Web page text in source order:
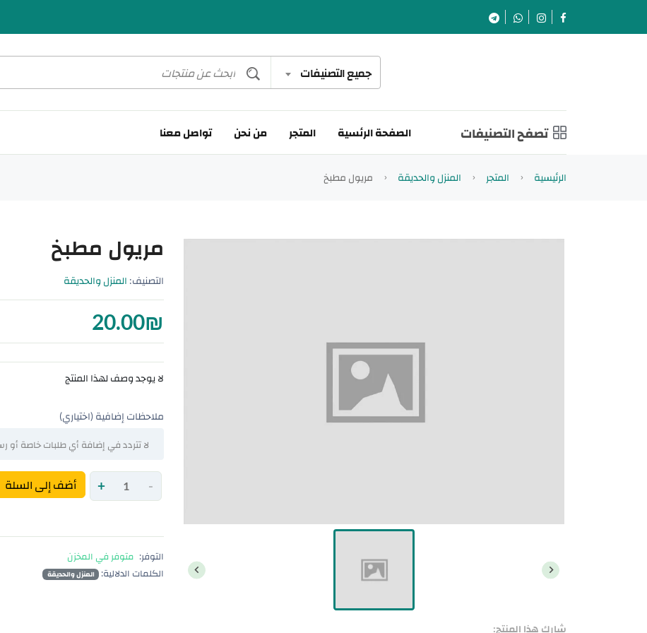
جميع التصنيفات
تصفح التصنيفات الصفحة الرئسية المتجر من نحن تواصل معنا
الرئيسية المتجر المنزل والحديقة مريول مطبخ
شارك هذا المنتج:
مريول مطبخ
التصنيف: المنزل والحديقة
20.00₪
لا يوجد وصف لهذا المنتج
ملاحظات إضافية (اختياري)
-
+ أضف إلى السلة
التوفر: متوفر في المخزن
الكلمات الدلالية:
المنزل والحديقة